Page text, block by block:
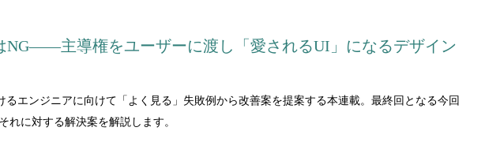
NG――主導権をユーザーに渡し「愛されるUI」になるデザイン
エンジニアに向けて「よく見る」失敗例から改善案を提案する本連載。最終回となる今回
に対する解決案を解説します。